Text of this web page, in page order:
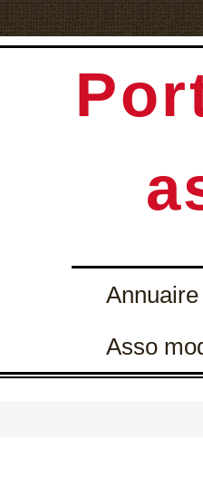
Annuaire
Asso